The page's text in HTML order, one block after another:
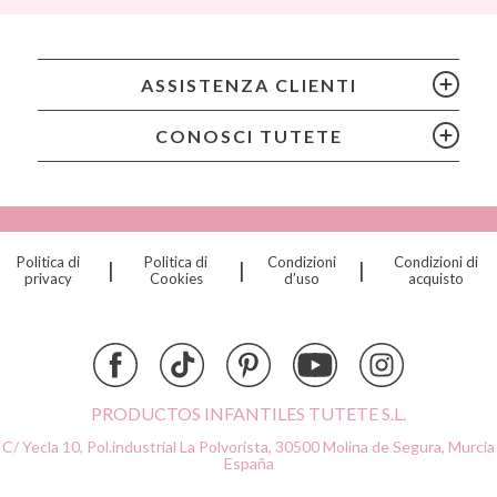
Cristina de Jos'h
Djeco
ASSISTENZA CLIENTI
CONOSCI TUTETE
Politica di
privacy
|
Politica di
Cookies
|
Condizioni
d’uso
|
Condizioni di
acquisto
PRODUCTOS INFANTILES TUTETE S.L.
C/ Yecla 10, Pol.industrial La Polvorista, 30500 Molina de Segura, Murcia
España